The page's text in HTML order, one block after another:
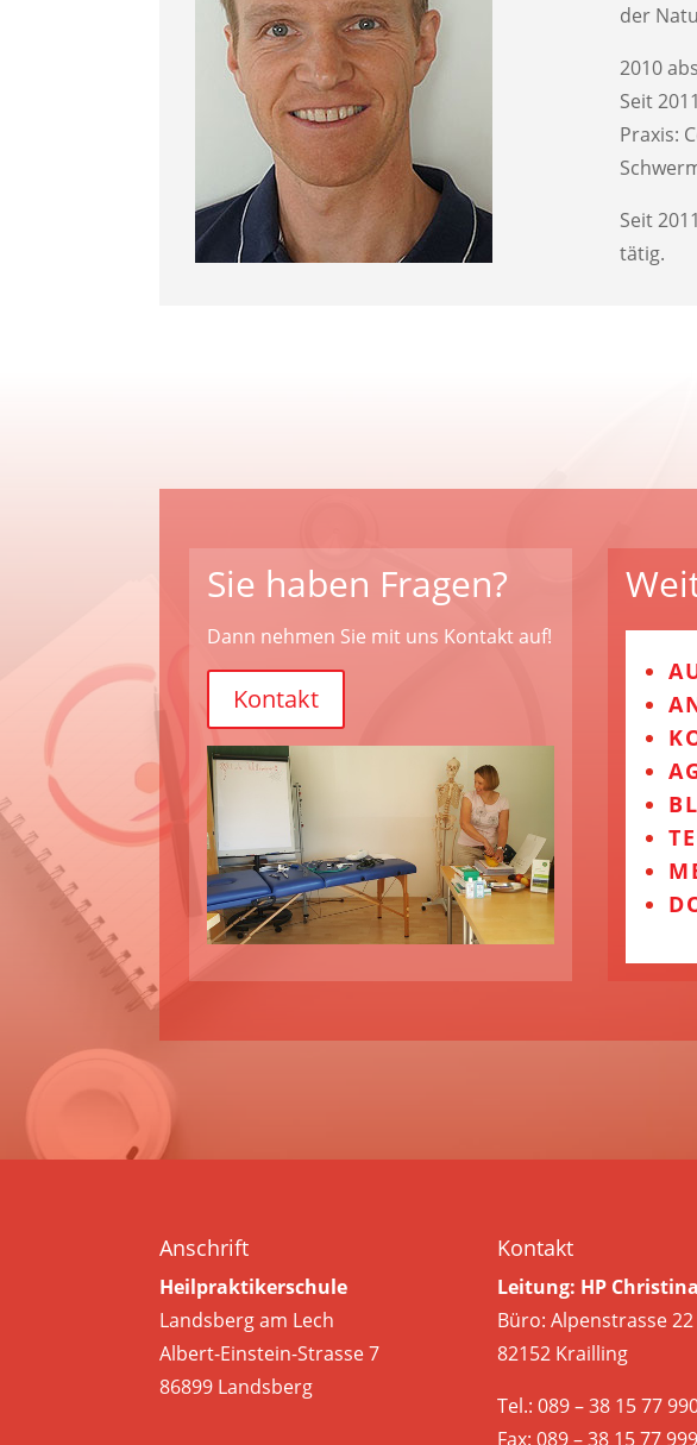
der
2010
Seit
Praxis:
Seit
tätig.
Sie haben Fragen?
Dann nehmen Sie mit uns Kontakt auf!
Kontakt
Anschrift
Heilpraktikerschule
Landsberg am Lech
Albert-Einstein-Strasse 7
86899 Landsberg
Kontakt
Leitung: HP
Büro: Alpenstrasse 22
82152 Krailling
Tel.: 089 – 38 15 77
Fax: 089 – 38 15 77 999